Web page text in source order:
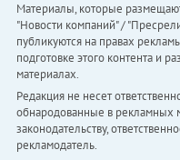
Материалы, которые
"Новости компаний" /
публикуются на правах
подготовке этого контента и
материалах.
Редакция не несет
обнародованные в рекламных
законодательству,
рекламодатель.